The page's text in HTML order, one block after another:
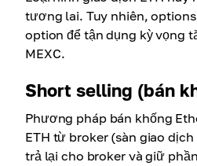
tương lai. Tuy nhiên,
option để tận dụng kỳ vọng
MEXC.
Short selling (bán
Phương pháp bán khống
ETH từ broker (sàn giao
trả lại cho broker và giữ